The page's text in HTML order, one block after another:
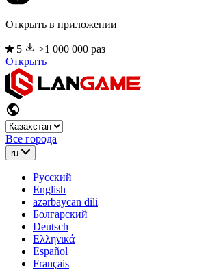
Открыть в приложении
5
>1 000 000 раз
Открыть
Все города
ru
Русский
English
azərbaycan dili
Болгарский
Deutsch
Ελληνικά
Español
Français